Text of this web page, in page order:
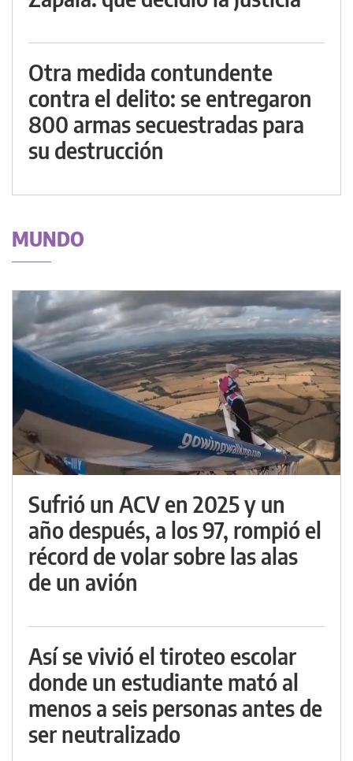
Otra medida contundente
contra el delito: se entregaron
800 armas secuestradas para
su destrucción
MUNDO
Sufrió un ACV en 2025 y un
año después, a los 97, rompió el
récord de volar sobre las alas
de un avión
Así se vivió el tiroteo escolar
donde un estudiante mató al
menos a seis personas antes de
ser neutralizado